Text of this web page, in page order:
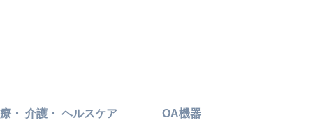
・ 介護・ ヘルスケア OA機器